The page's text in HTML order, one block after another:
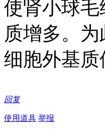
使肾小球
质增多。
细胞外基
回复
使用道具 举报